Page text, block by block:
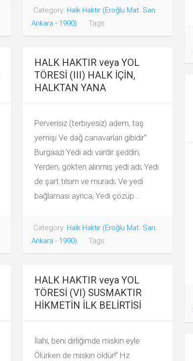
Category: Halk Haktır (Eroğlu Mat. San.
Ankara - 1990)
Tags:
HALK HAKTIR veya YOL
TÖRESİ (III) HALK İÇİN,
HALKTAN YANA
Perverisiz (terbiyesiz) adem, taş
yemişi Ve dağ canavarları gibidir”
Burgaazi Yedi adı vardır şeddin,
Yerden, gökten alınmış yedi adı; Yedi
de şart tılsım ve muradı; Ve yedi
bağlaması ayrıca, Yedi çözüp...
Category: Halk Haktır (Eroğlu Mat. San.
Ankara - 1990)
Tags:
HALK HAKTIR veya YOL
TÖRESİ (VI) SUSMAKTIR
HİKMETİN İLK BELİRTİSİ
İlahi, beni dirliğimde miskin eyle
Ölürken de miskin öldür!” Hz